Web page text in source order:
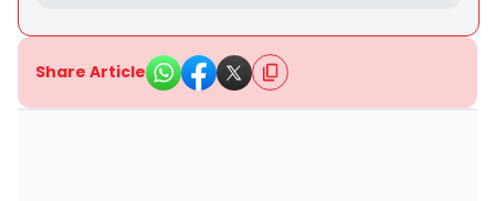
Share Article